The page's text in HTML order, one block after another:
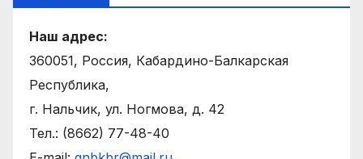
Наш адрес:
360051, Россия, Кабардино-Балкарская
Республика,
г. Нальчик, ул. Ногмова, д. 42
Тел.: (8662) 77-48-40